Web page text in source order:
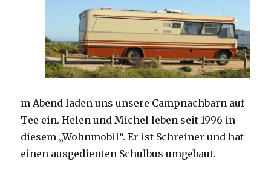
m Abend laden uns unsere Campnachbarn auf
Tee ein. Helen und Michel leben seit 1996 in
diesem „Wohnmobil“. Er ist Schreiner und hat
einen ausgedienten Schulbus umgebaut.